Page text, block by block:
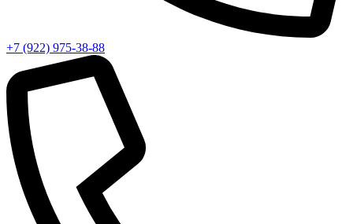
+7 (922) 975-38-88